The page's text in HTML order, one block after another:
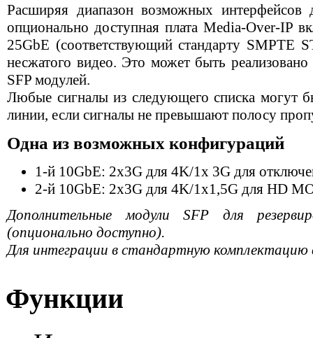
Расширяя диапазон возможных интерфейсов
опционально доступная плата Media-Over-IP
25GbE (соответствующий стандарту SMPTE
несжатого видео. Это может быть
SFP модулей.
Любые сигналы из следующего списка могут
линии, если сигналы не превышают полосу
Одна из возможных конфигураций
1-й 10GbE: 2x3G для 4K/1x 3G для
2-й 10GbE: 2x3G для 4K/1x1,5G для HD
Дополнительные модули SFP для
(опционально доступно).
Для интеграции в стандартную
Функции